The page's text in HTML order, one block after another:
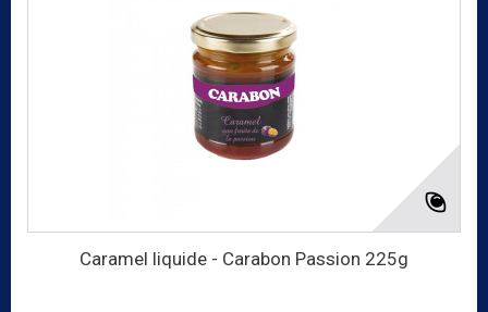
Caramel liquide - Carabon Passion 225g